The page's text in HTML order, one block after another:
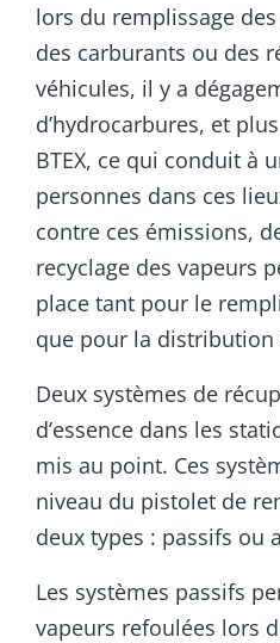
lors du remplissage
des carburants ou des
véhicules, il y a
d’hydrocarbures, et
BTEX, ce qui conduit à
personnes dans ces
contre ces émissions,
recyclage des vapeurs
place tant pour le
que pour la
Deux systèmes de
d’essence dans les
mis au point. Ces
niveau du pistolet de
deux types : passifs ou
Les systèmes passifs
vapeurs refoulées lors